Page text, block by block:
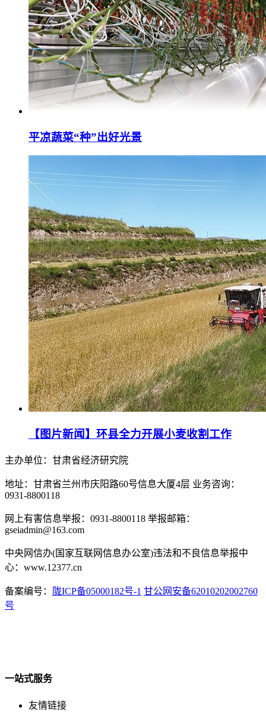
平凉蔬菜“种”出好光景
【图片新闻】环县全力开展小麦收割工作
主办单位：甘肃省经济研究院
地址：甘肃省兰州市庆阳路60号信息大厦4层 业务咨询：
0931-8800118
网上有害信息举报：0931-8800118 举报邮箱：
gseiadmin@163.com
中央网信办(国家互联网信息办公室)违法和不良信息举报中
心：www.12377.cn
备案编号： 陇ICP备05000182号-1 甘公网安备62010202002760
号
一站式服务
友情链接